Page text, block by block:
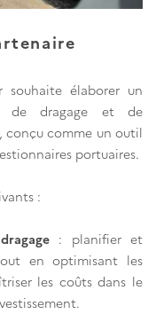
souhaite élaborer un
de dragage et de
conçu comme un outil
portuaires.
:
: planifier et
en optimisant les
les coûts dans le